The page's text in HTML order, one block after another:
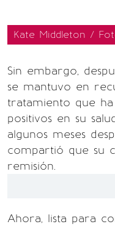
Kate Middleton /
Sin embargo,
se mantuvo en
tratamiento que
positivos en su
algunos meses
compartió que su
remisión.
Ahora, lista para